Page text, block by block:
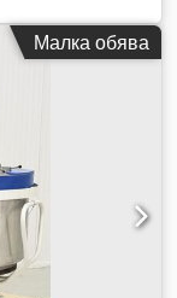
Малка обява